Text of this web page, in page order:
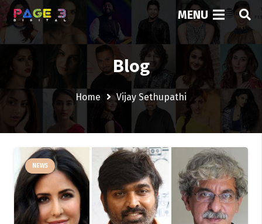
MENU
Blog
Home Vijay Sethupathi
NEWS